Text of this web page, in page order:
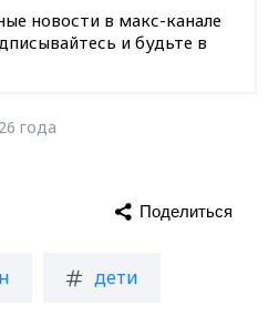
новости в макс-канале
и будьте в
года
дети
Поделиться